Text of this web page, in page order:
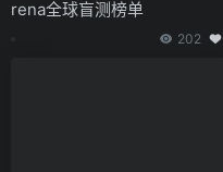
rena全球盲测榜单
202